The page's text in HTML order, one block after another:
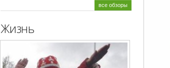
все обзоры
Жизнь